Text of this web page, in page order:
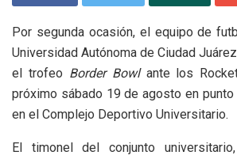
Por segunda ocasión, el equipo de
Universidad Autónoma de Ciudad
el trofeo Border Bowl ante los
próximo sábado 19 de agosto en
en el Complejo Deportivo Universitario.
El timonel del conjunto